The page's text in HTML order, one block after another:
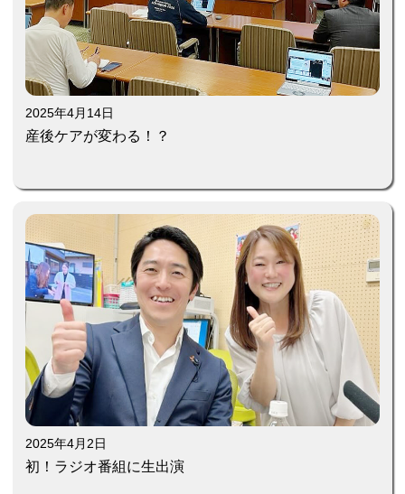
2025年4月14日
産後ケアが変わる！？
2025年4月2日
初！ラジオ番組に生出演